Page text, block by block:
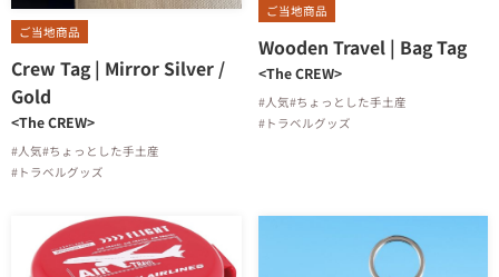
ご当地商品
Crew Tag | Mirror Silver /
Gold
<The CREW>
#人気#ちょっとした手土産
#トラベルグッズ
ご当地商品
Wooden Travel | Bag Tag
<The CREW>
#人気#ちょっとした手土産
#トラベルグッズ